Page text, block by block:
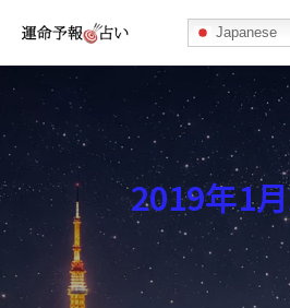
Japanese
運命予報占い
運命予報占いとは
あなたの所属部屋を探そう！
最恐の相性占い
2019年1